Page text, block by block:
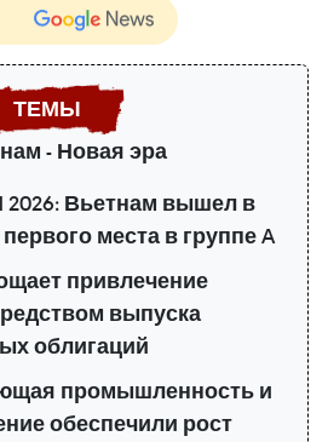
- Новая эра
Вьетнам вышел в
места в группе A
привлечение
выпуска
облигаций
промышленность и
обеспечили рост